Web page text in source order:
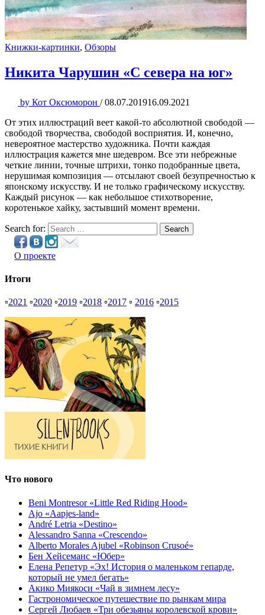
Книжки-картинки, Обзоры
Никита Чарушин «С севера на юг»
by Кот Оксюморон / 08.07.201916.09.2021
От этих иллюстраций веет какой-то абсолютной свободой —
свободой творчества, свободой восприятия. И, конечно,
невероятное мастерство художника. Почти каждая
иллюстрация кажется мне шедевром. Все эти небрежные
четкие линии, точные штрихи, тонко подобранные цвета,
нерушимая композиция — отсылают своей безупречностью к
японскому искусству. И не только графическому искусству.
Каждый рисунок — как небольшое стихотворение,
коротенькое хайку, застывший момент времени.
Search for: Search
О проекте
Итоги
▫2021 ▫2020 ▫2019 ▫2018 ▫2017 ▫ 2016 ▫2015
Что нового
Beni Montresor «Little Red Riding Hood»
Ajo «Aapjes-land»
André Letria «Destino»
Alessandro Sanna «Crescendo»
Alberto Morales Ajubel «Robinson Crusoé»
Бен Хейсеманс «Юбер»
Елена Репетур «Эх! История о маленьком гепарде,
который не умел бегать»
Акико Миякоси «Чай в зимнем лесу»
Гастрономическое путешествие по рынкам мира
Сергей Любаев «Три обезьяны королевской крови»